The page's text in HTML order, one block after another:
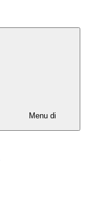
Menu di